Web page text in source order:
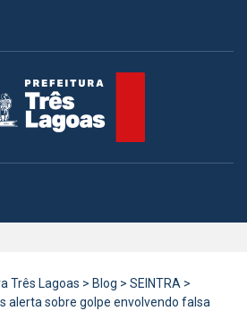
Três Lagoas > Blog > SEINTRA >
alerta sobre golpe envolvendo falsa